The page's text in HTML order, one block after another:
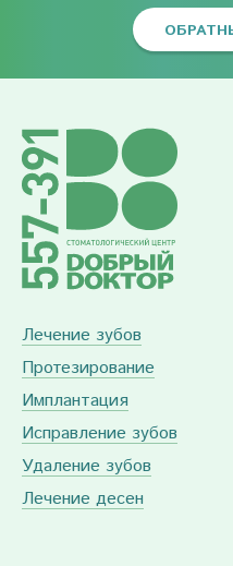
Лечение зубов
Протезирование
Имплантация
Исправление зубов
Удаление зубов
Лечение десен